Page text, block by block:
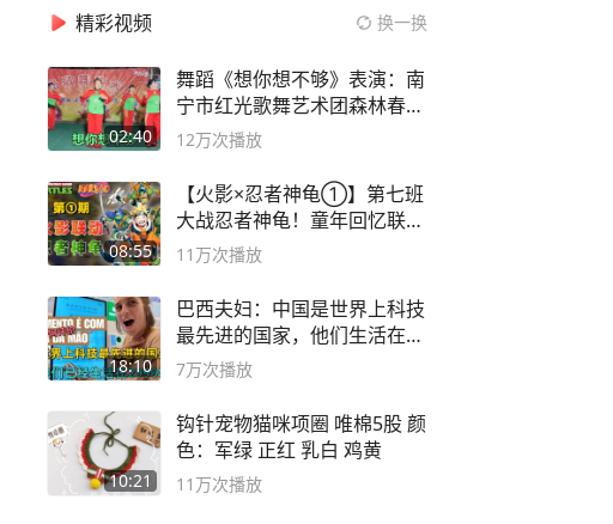
精彩视频 换一换
02:40
舞蹈《想你想不够》表演：南
宁市红光歌舞艺术团森林春红
舞蹈队。
12万次播放
08:55
【火影×忍者神龟①】第七班
大战忍者神龟！童年回忆联动
论武？
11万次播放
18:10
巴西夫妇：中国是世界上科技
最先进的国家，他们生活在
2999年
7万次播放
10:21
钩针宠物猫咪项圈 唯棉5股 颜
色：军绿 正红 乳白 鸡黄
11万次播放